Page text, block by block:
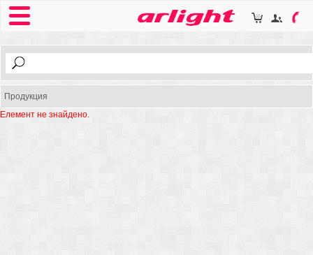
Продукция
Елемент не знайдено.